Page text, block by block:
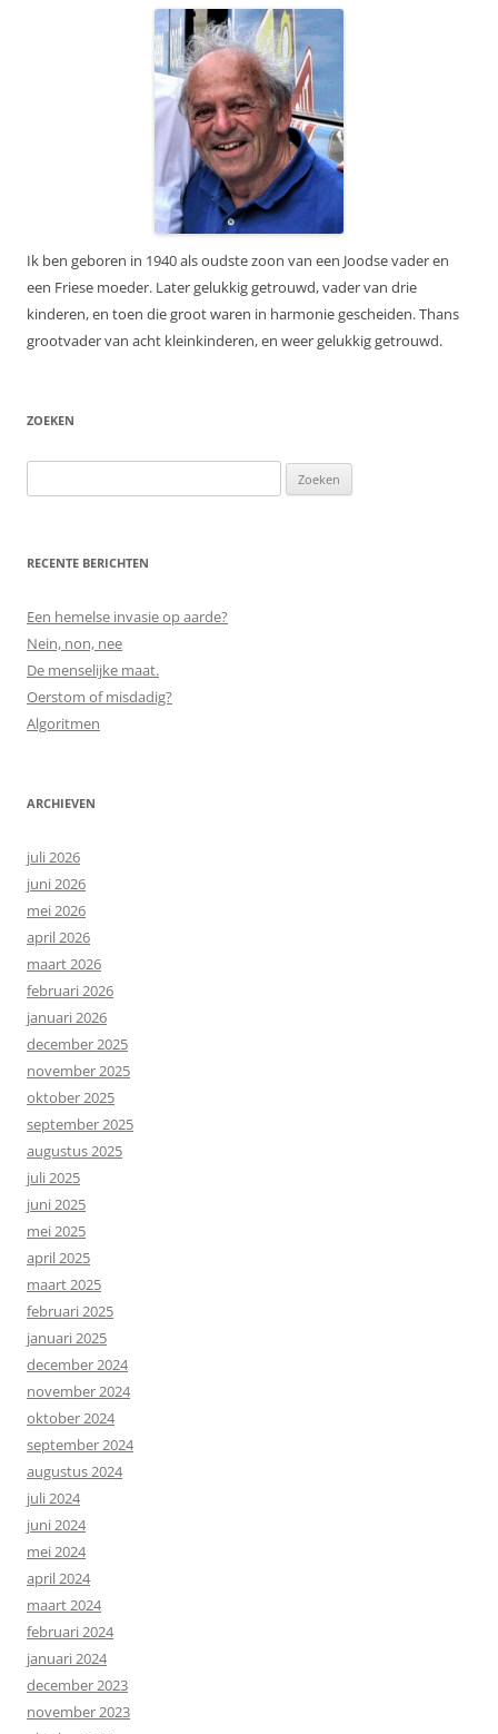
Ik ben geboren in 1940 als oudste zoon van een Joodse vader en
een Friese moeder. Later gelukkig getrouwd, vader van drie
kinderen, en toen die groot waren in harmonie gescheiden. Thans
grootvader van acht kleinkinderen, en weer gelukkig getrouwd.
ZOEKEN
naar:
RECENTE BERICHTEN
Een hemelse invasie op aarde?
Nein, non, nee
De menselijke maat.
Oerstom of misdadig?
Algoritmen
ARCHIEVEN
juli 2026
juni 2026
mei 2026
april 2026
maart 2026
februari 2026
januari 2026
december 2025
november 2025
oktober 2025
september 2025
augustus 2025
juli 2025
juni 2025
mei 2025
april 2025
maart 2025
februari 2025
januari 2025
december 2024
november 2024
oktober 2024
september 2024
augustus 2024
juli 2024
juni 2024
mei 2024
april 2024
maart 2024
februari 2024
januari 2024
december 2023
november 2023